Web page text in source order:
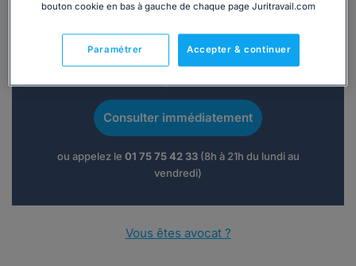
Vous souhaitez une consultation par
téléphone ?
Consulter immédiatement
ou appelez le 01 75 75 42 33(8h à 21h du lundi au
vendredi)
Vous êtes avocat ?
bouton cookie en bas à gauche de chaque page Juritravail.com
Accepter & continuer
Paramétrer